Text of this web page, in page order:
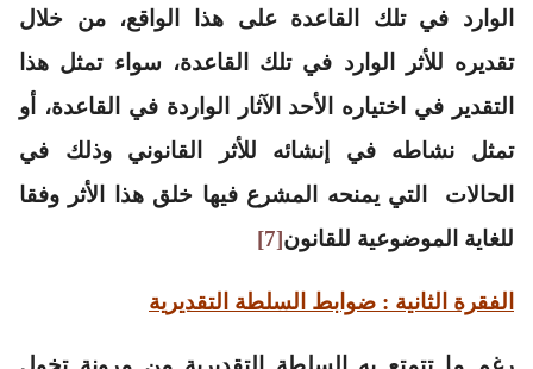
الوارد في تلك القاعدة على هذا الواقع، من خلال
تقديره للأثر الوارد في تلك القاعدة، سواء تمثل هذا
التقدير في اختياره الأحد الآثار الواردة في القاعدة، أو
تمثل نشاطه في إنشائه للأثر القانوني وذلك في
الحالات التي يمنحه المشرع فيها خلق هذا الأثر وفقا
للغاية الموضوعية للقانون[7]
الفقرة الثانية : ضوابط السلطة التقديرية